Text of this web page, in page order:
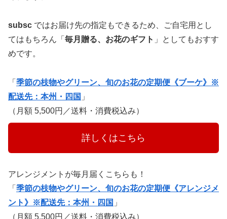
subsc ではお届け先の指定もできるため、ご自宅用とし
てはもちろん「 毎月贈る、お花のギフト 」としてもおすす
めです。
「 季節の枝物やグリーン、旬のお花の定期便《ブーケ》※
配送先：本州・四国 」
（月額 5,500円／送料・消費税込み）
詳しくはこちら
アレンジメントが毎月届くこちらも！
「 季節の枝物やグリーン、旬のお花の定期便《アレンジメ
ント》※配送先：本州・四国 」
（月額 5,500円／送料・消費税込み）